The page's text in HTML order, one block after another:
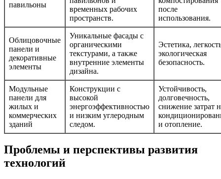
павильоны
временных рабочих
пространств.
после
использования.
Облицовочные
панели и
декоративные
элементы
Уникальные фасады с
органическими
текстурами, а также
внутренние элементы
дизайна.
Эстетика,
экологическая
безопасность.
Модульные
панели для
жилых и
коммерческих
зданий
Конструкции с
высокой
энергоэффективностью
и низким углеродным
следом.
Устойчивость,
долговечность,
снижение затрат
и отопление.
Проблемы и перспективы развития
технологий